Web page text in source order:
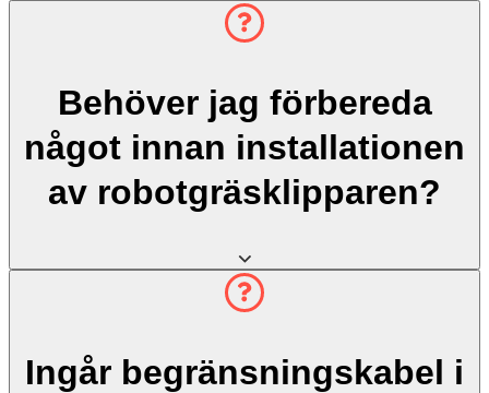
Behöver jag förbereda
något innan installationen
av robotgräsklipparen?
Ingår begränsningskabel i